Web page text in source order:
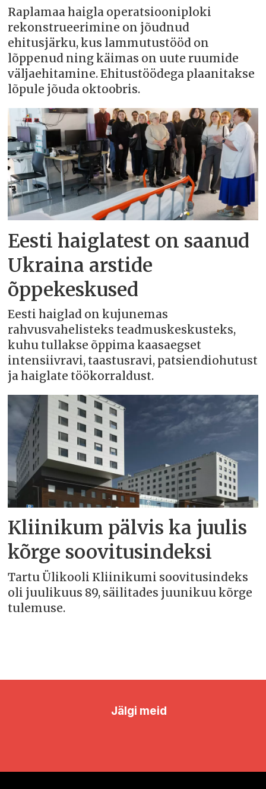
Raplamaa haigla operatsiooniploki
rekonstrueerimine on jõudnud
ehitusjärku, kus lammutustööd on
lõppenud ning käimas on uute ruumide
väljaehitamine. Ehitustöödega plaanitakse
lõpule jõuda oktoobris.
Eesti haiglatest on saanud
Ukraina arstide
õppekeskused
Eesti haiglad on kujunemas
rahvusvahelisteks teadmuskeskusteks,
kuhu tullakse õppima kaasaegset
intensiivravi, taastusravi, patsiendiohutust
ja haiglate töökorraldust.
Kliinikum pälvis ka juulis
kõrge soovitusindeksi
Tartu Ülikooli Kliinikumi soovitusindeks
oli juulikuus 89, säilitades juunikuu kõrge
tulemuse.
Jälgi meid